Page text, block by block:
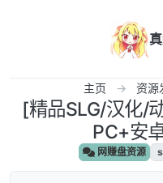
主页 资源
[精品SLG/汉化/
PC+安
网赚盘资源